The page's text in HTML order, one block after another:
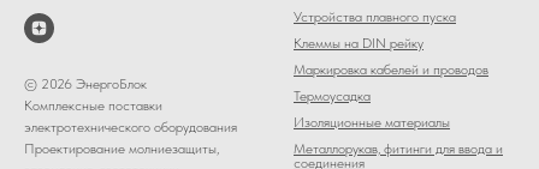
© 2026 ЭнергоБлок
Комплексные поставки
электротехнического оборудования
Проектирование молниезащиты,
Устройства плавного пуска
Клеммы на DIN рейку
Маркировка кабелей и проводов
Термоусадка
Изоляционные материалы
Металлорукав, фитинги для ввода и
соединения